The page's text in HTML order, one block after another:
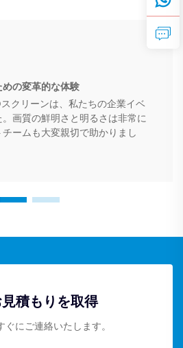
の変革的な体験
クリーンは、私たちの企業イベ
画質の鮮明さと明るさは非常に
ームも大変親切で助かりまし
積もりを取得
ぐにご連絡いたします。